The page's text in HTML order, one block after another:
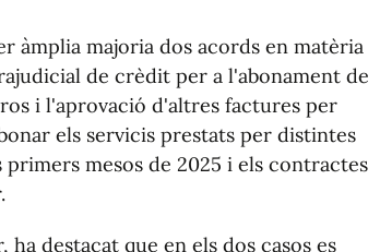
àmplia majoria dos acords en matèria
de crèdit per a l'abonament de
i l'aprovació d'altres factures per
els servicis prestats per distintes
mesos de 2025 i els contractes
destacat que en els dos casos es